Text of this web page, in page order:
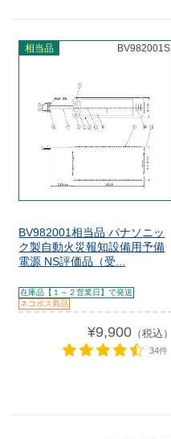
相当品 BV982001S
BV982001相当品 パナソニッ
ク製自動火災報知設備用予備
電源 NS評価品（受...
在庫品【１～２営業日】で発送
ネコポス商品
¥9,900（税込）
34件